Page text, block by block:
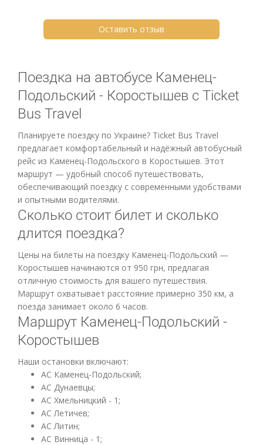
Оставить отзыв
Поездка на автобусе Каменец-
Подольский - Коростышев с Ticket
Bus Travel
Планируете поездку по Украине? Ticket Bus Travel
предлагает комфортабельный и надёжный автобусный
рейс из Каменец-Подольского в Коростышев. Этот
маршрут — удобный способ путешествовать,
обеспечивающий поездку с современными удобствами
и опытными водителями.
Сколько стоит билет и сколько
длится поездка?
Цены на билеты на поездку Каменец-Подольский —
Коростышев начинаются от 950 грн, предлагая
отличную стоимость для вашего путешествия.
Маршрут охватывает расстояние примерно 350 км, а
поезда занимает около 6 часов.
Маршрут Каменец-Подольский -
Коростышев
Наши остановки включают:
АС Каменец-Подольский;
АС Дунаевцы;
АС Хмельницкий - 1;
АС Летичев;
АС Литин;
АС Винница - 1;